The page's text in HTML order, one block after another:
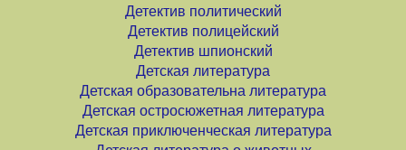
Детектив политический
Детектив полицейский
Детектив шпионский
Детская литература
Детская образовательна литература
Детская остросюжетная литература
Детская приключенческая литература